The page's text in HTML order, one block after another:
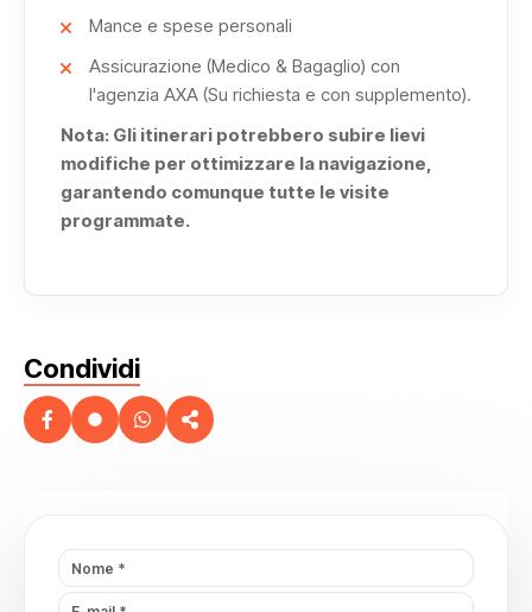
A bordo della Royal Cleopatra,
fonde il fascino dell'Egitto eterno con il lusso
Mance e spese personali
Assicurazione (Medico & Bagaglio) con
l'agenzia AXA (Su richiesta e con supplemento).
Nota: Gli itinerari potrebbero subire lievi
modifiche per ottimizzare la navigazione,
garantendo comunque tutte le visite
programmate.
Condividi